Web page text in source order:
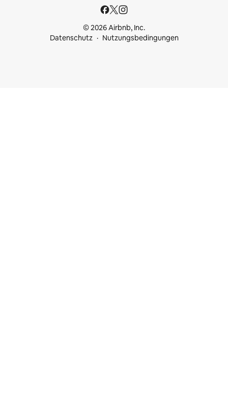
© 2026 Airbnb, Inc.
Datenschutz
Nutzungsbedingungen